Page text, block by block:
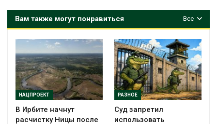
Все
Вам также могут понравиться
НАЦПРОЕКТ
В Ирбите начнут
расчистку Ницы после
РАЗНОЕ
Суд запретил
использовать